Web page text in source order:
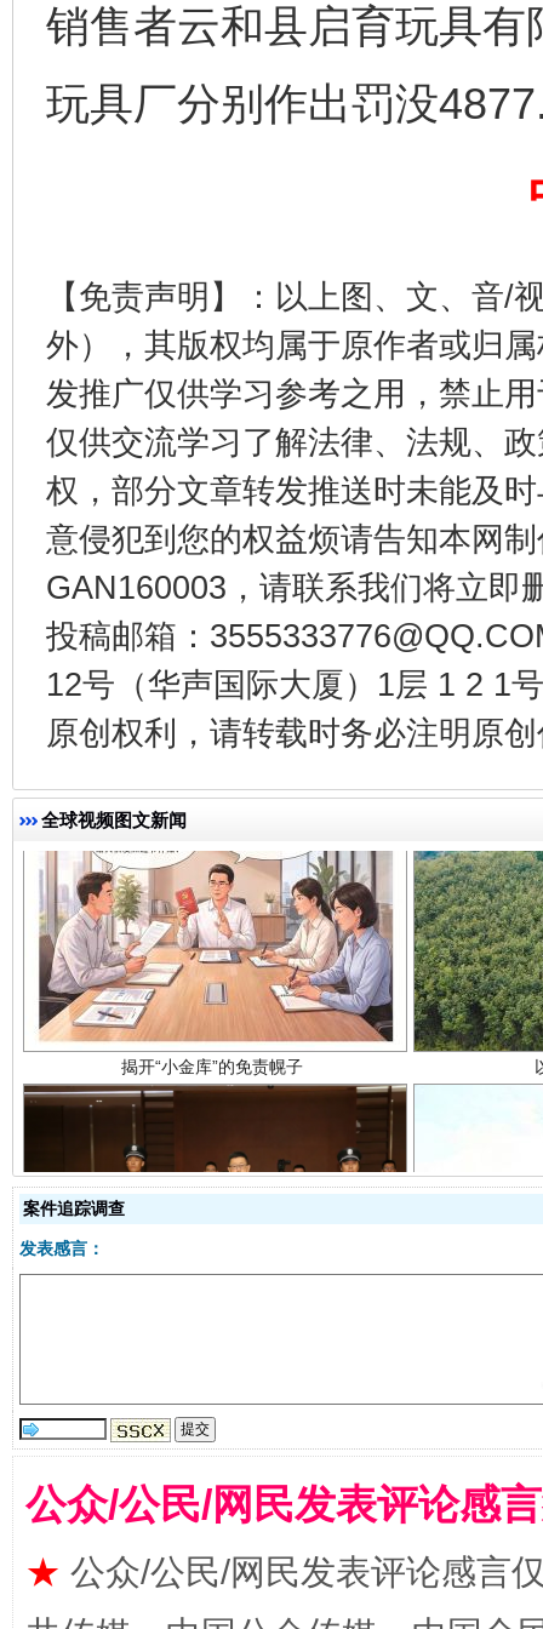
销售者云和县启育玩具
玩具厂分别作出罚没
【免责声明】：以上图、文、音/
外），其版权均属于原作者或归
发推广仅供学习参考之用，禁止
仅供交流学习了解法律、法规、
权，部分文章转发推送时未能及
意侵犯到您的权益烦请告知本网
GAN160003，请联系我们将立即
投稿邮箱：
12号（华声国际大厦）1层 1 2 1
原创权利，请转载时务必注明原
全球视频图文新闻
千年窑火 生生不息 一
揭开“小金库”的免责幌子
受贿1.44亿！段成刚被判无期 从幼
全民健身五年计划来了！等你上场
案件追踪调查
发表感言：
公众/公民/网民发表评论感
★ 公众/公民/网民发表评论感言